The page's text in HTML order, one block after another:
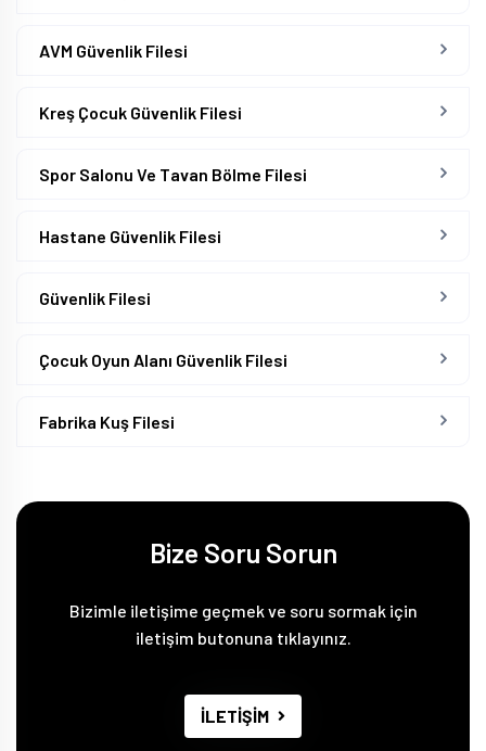
AVM Güvenlik Filesi
Kreş Çocuk Güvenlik Filesi
Spor Salonu Ve Tavan Bölme Filesi
Hastane Güvenlik Filesi
Güvenlik Filesi
Çocuk Oyun Alanı Güvenlik Filesi
Fabrika Kuş Filesi
Bize Soru Sorun
Bizimle iletişime geçmek ve soru sormak için
iletişim butonuna tıklayınız.
İLETİŞİM